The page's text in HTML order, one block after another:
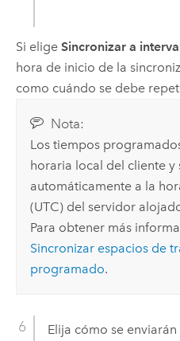
Si elige Sincronizar a
hora de inicio de la
como cuándo se debe
Nota:
Los tiempos
horaria local del cliente y
automáticamente a la
(UTC) del servidor
Para obtener más
Sincronizar espacios de
programado.
Elija cómo se